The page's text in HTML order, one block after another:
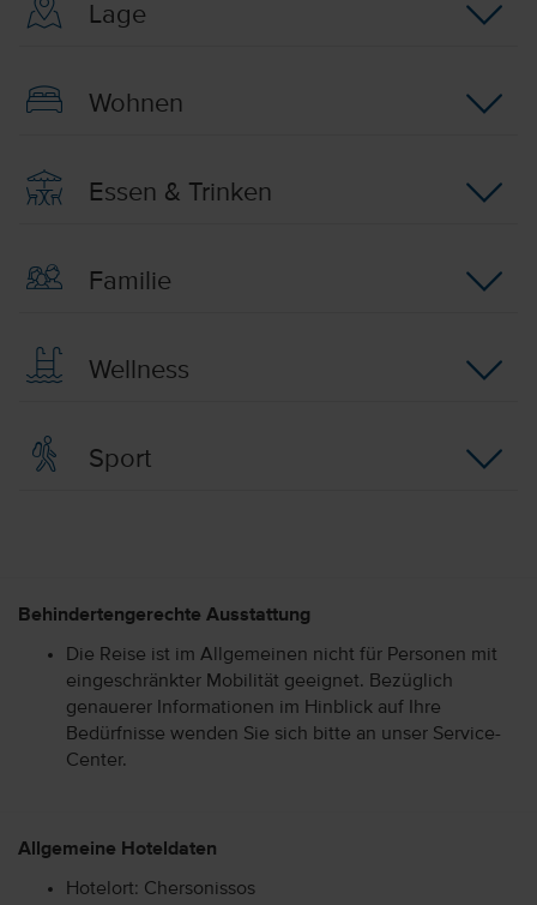
Lage
Wohnen
Essen & Trinken
Familie
Wellness
Sport
Behindertengerechte Ausstattung
Die Reise ist im Allgemeinen nicht für Personen mit
eingeschränkter Mobilität geeignet. Bezüglich
genauerer Informationen im Hinblick auf Ihre
Bedürfnisse wenden Sie sich bitte an unser Service-
Center.
Allgemeine Hoteldaten
Hotelort: Chersonissos